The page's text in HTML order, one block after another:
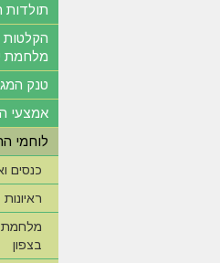
תולדות
מלחמת
טנק
אמצעי
לוחמי
כנסים
מלחמת
בצפון